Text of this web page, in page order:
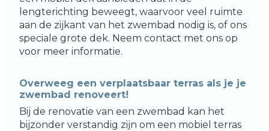
lengterichting beweegt, waarvoor veel ruimte
aan de zijkant van het zwembad nodig is, of ons
speciale grote dek. Neem contact met ons op
voor meer informatie.
Overweeg een verplaatsbaar terras als je je
zwembad renoveert!
Bij de renovatie van een zwembad kan het
bijzonder verstandig zijn om een mobiel terras